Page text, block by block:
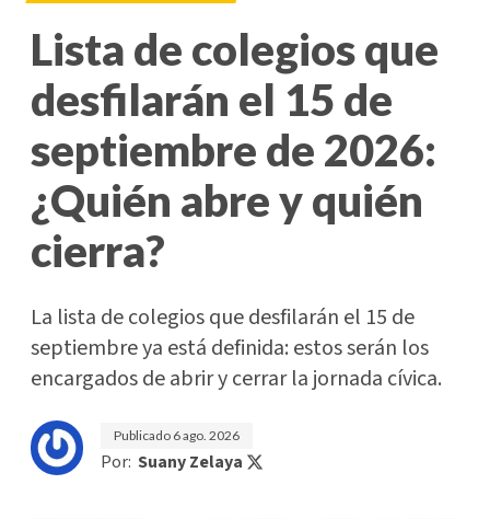
Lista de colegios que
desfilarán el 15 de
septiembre de 2026:
¿Quién abre y quién
cierra?
La lista de colegios que desfilarán el 15 de
septiembre ya está definida: estos serán los
encargados de abrir y cerrar la jornada cívica.
Publicado 6 ago. 2026
Por: Suany Zelaya